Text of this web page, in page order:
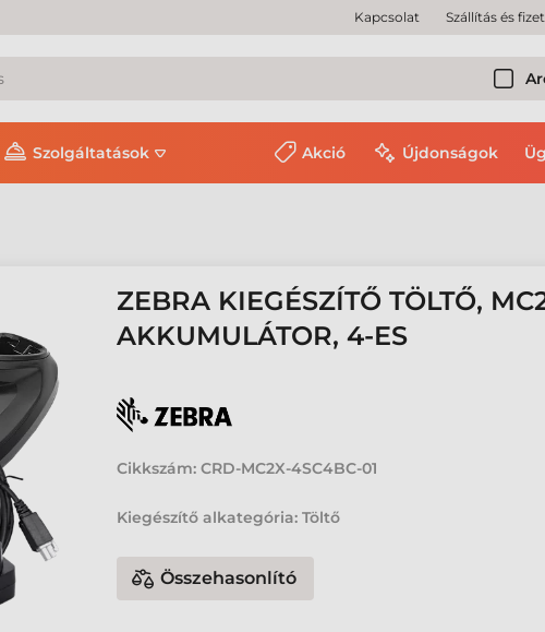
Kapcsolat Szállítás és
Szolgáltatások Akció Újdonságok
ZEBRA KIEGÉSZÍTŐ TÖLTŐ,
AKKUMULÁTOR, 4-ES
Cikkszám: CRD-MC2X-4SC4BC-01
Kiegészítő alkategória: Töltő
Összehasonlító